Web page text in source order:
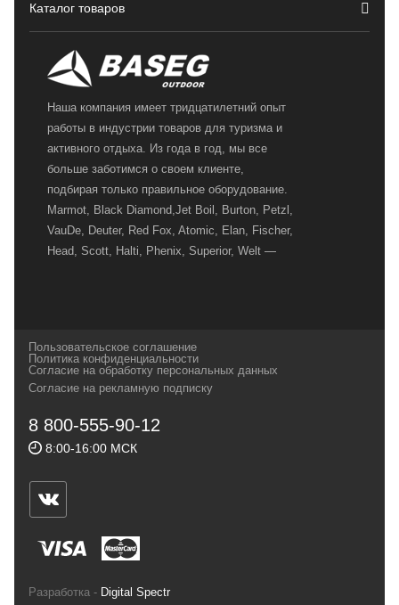
Каталог товаров
Наша компания имеет тридцатилетний опыт
работы в индустрии товаров для туризма и
активного отдыха. Из года в год, мы все
больше заботимся о своем клиенте,
подбирая только правильное оборудование.
Marmot, Black Diamond,Jet Boil, Burton, Petzl,
VauDe, Deuter, Red Fox, Atomic, Elan, Fischer,
Head, Scott, Halti, Phenix, Superior, Welt —
и взыскательных путешественников,
спортсменов и отдыхающих.
Геннадьевич
ИНН 590300057023 ОГРН 304590319000121
ул.Советская, 25, магазин Басег.
Тел./факс (342) 2101242
Пользовательское соглашение
Политика конфиденциальности
Согласие на обработку персональных данных
Согласие на рекламную подписку
8 800-555-90-12
8:00-16:00 МСК
Разработка - Digital Spectr